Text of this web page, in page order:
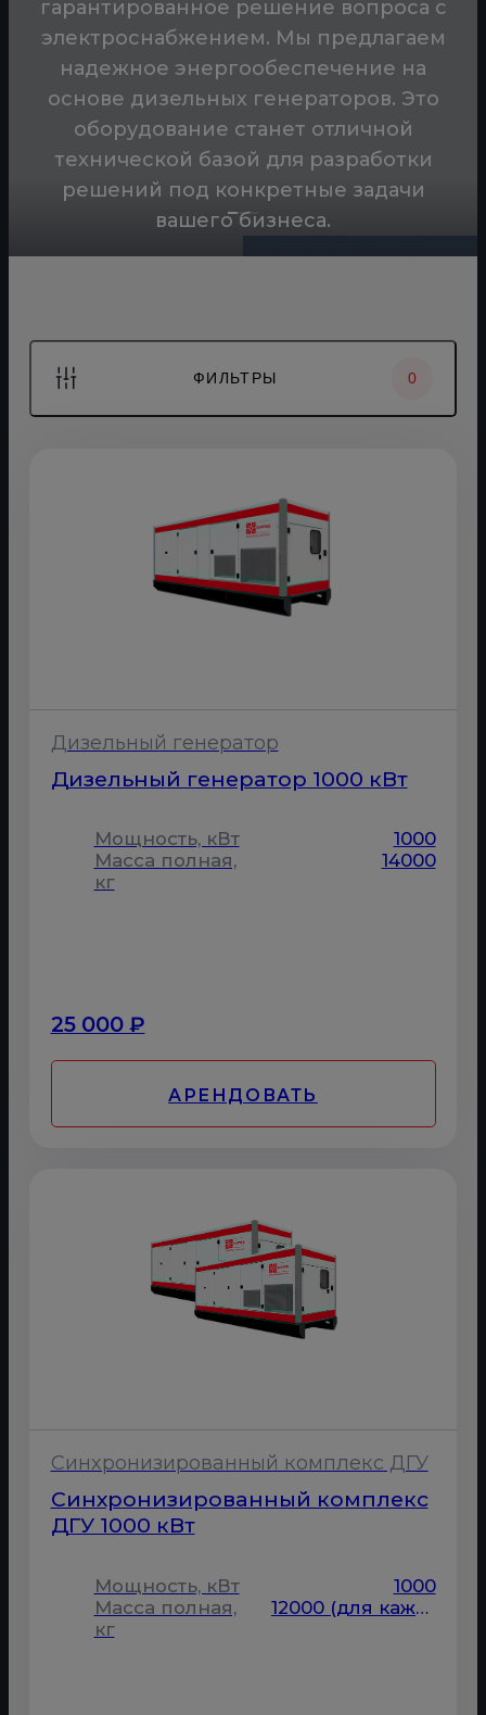
гарантированное решение вопроса с
электроснабжением. Мы предлагаем
надежное энергообеспечение на
основе дизельных генераторов. Это
оборудование станет отличной
технической базой для разработки
решений под конкретные задачи
вашего бизнеса.
Всегда рядом-офис в Москве и 5
филиалов в России и Казахстане
Всегда на связи — Диспетчерский
Сервисная служба в каждом филиале —
круглосуточная поддержка
Техническая поддержка от
сертифицированных
ФИЛЬТРЫ 0
Дизельный генератор
Дизельный генератор 1000 кВт
Мощность, кВт
1000
Масса полная,
кг
14000
25 000 ₽
АРЕНДОВАТЬ
Синхронизированный комплекс ДГУ
Синхронизированный комплекс
ДГУ 1000 кВт
Мощность, кВт
1000
Масса полная,
кг
12000 (для каждой ДГУ)